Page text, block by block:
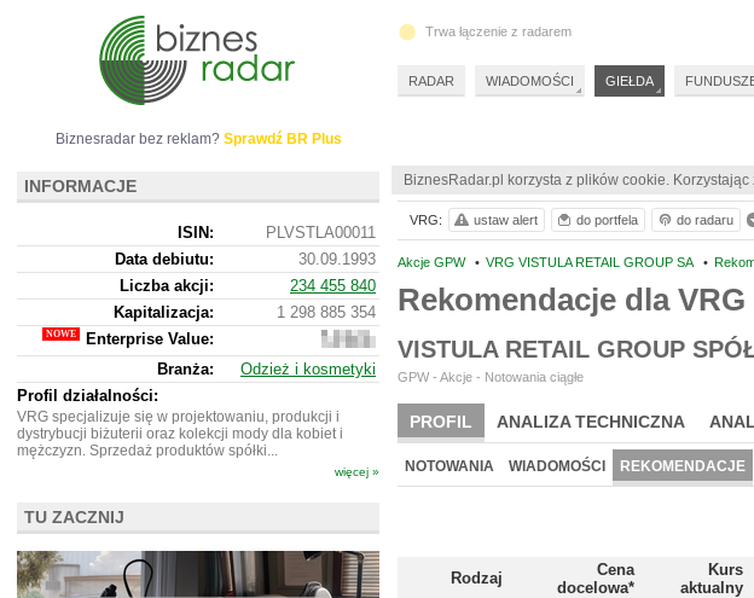
BiznesRadar.pl korzysta z plików cookie.
Akcje GPW • VRG VISTULA RETAIL GROUP SA •
Rekomendacje dla VRG
VISTULA RETAIL GROUP
GPW - Akcje - Notowania ciągłe
PROFIL ANALIZA TECHNICZNA
NOTOWANIA WIADOMOŚCI REKOMENDACJE
Rodzaj
Cena
docelowa*
Kurs
aktualny
VRG: ustaw alert do portfela do radaru
Biznesradar bez reklam? Sprawdź BR Plus
INFORMACJE
ISIN:
PLVSTLA00011
Data debiutu:
30.09.1993
Liczba akcji:
234 455 840
Kapitalizacja:
1 298 885 354
Enterprise Value:
1
821
280
Branża:
Odzież i kosmetyki
Profil działalności:
VRG specjalizuje się w projektowaniu, produkcji i
dystrybucji biżuterii oraz kolekcji mody dla kobiet i
mężczyzn. Sprzedaż produktów spółki...
więcej »
TU ZACZNIJ
Trwa łączenie z radarem
RADAR WIADOMOŚCI GIEŁDA